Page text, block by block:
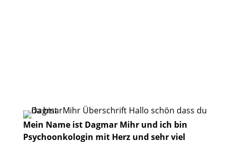
Mein Name ist Dagmar Mihr und ich bin
Psychoonkologin mit Herz und sehr viel